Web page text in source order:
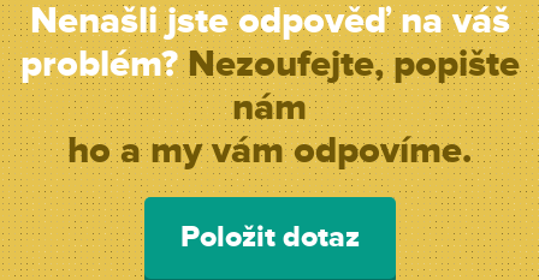
Nenašli jste odpověď na váš
problém?Nezoufejte, popište
nám
ho a my vám odpovíme.
Položit dotaz